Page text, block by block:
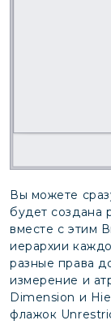
Вы можете
будет создана
вместе с этим
иерархии
разные права
измерение и
Dimension и
флажок